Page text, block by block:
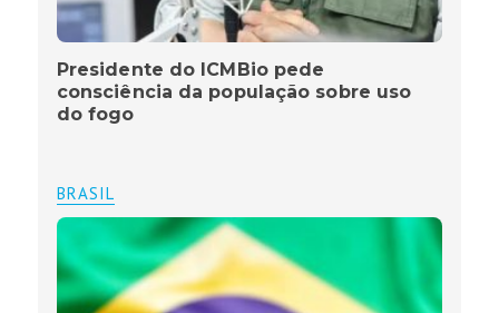
Presidente do ICMBio pede
consciência da população sobre uso
do fogo
BRASIL